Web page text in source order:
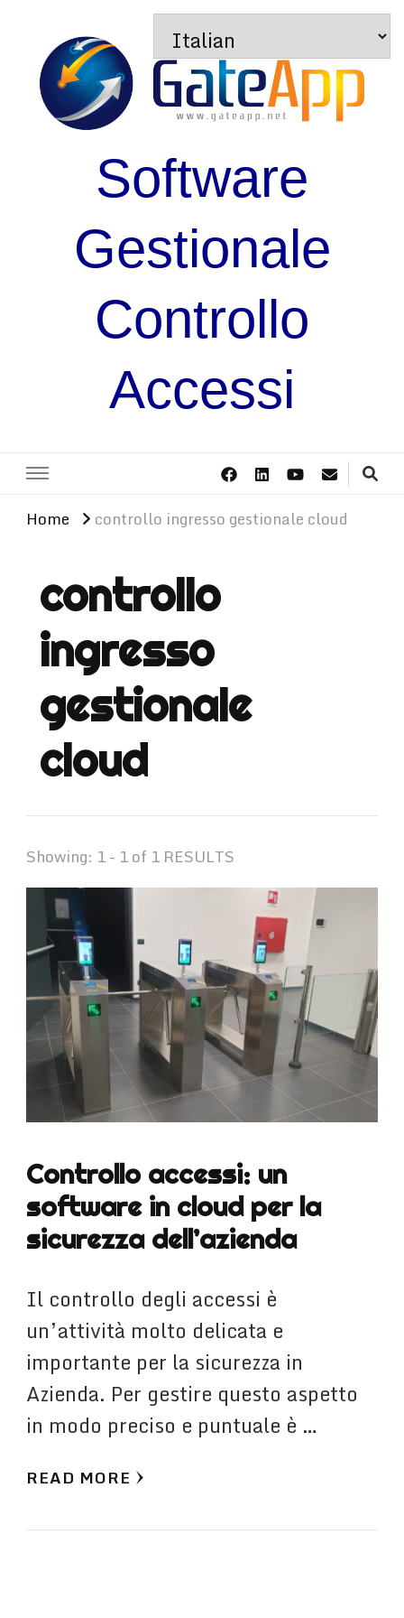
Software
Gestionale
Controllo
Accessi
Home controllo ingresso gestionale cloud
controllo
ingresso
gestionale
cloud
Showing: 1 - 1 of 1 RESULTS
Controllo accessi: un
software in cloud per la
sicurezza dell’azienda
Il controllo degli accessi è
un’attività molto delicata e
importante per la sicurezza in
Azienda. Per gestire questo aspetto
in modo preciso e puntuale è …
READ MORE